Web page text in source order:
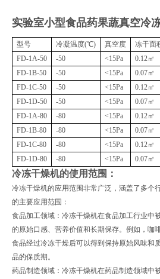
实验室小型食品药果蔬真空冷
型号 冷凝温度(℃) 真空度 冻干面
FD-1A-50
-50 <15Pa 0.12㎡
FD-1B-50
-50 <15Pa 0.07㎡
FD-1C-50
-50 <15Pa 0.12㎡
FD-1D-50
-50 <15Pa 0.07㎡
FD-1A-80
-80 <15Pa 0.12㎡
FD-1B-80
-80 <15Pa 0.07㎡
FD-1C-80
-80 <15Pa 0.12㎡
FD-1D-80
-80 <15Pa 0.07㎡
冷冻干燥机的使用范围：
冷冻干燥机的应用范围非常广泛，涵盖了多个
的主要应用范围：
食品加工领域：冷冻干燥机在食品加工行业中
的原始口感、营养价值和长期保存。例如，咖
食品经过冷冻干燥后可以得到保持原始风味和
品的保质期。
药品制造领域：冷冻干燥机在药品制造领域中